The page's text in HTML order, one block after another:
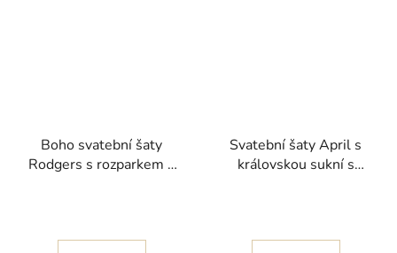
Boho svatební šaty
Rodgers s rozparkem a
Svatební šaty April s
královskou sukní s